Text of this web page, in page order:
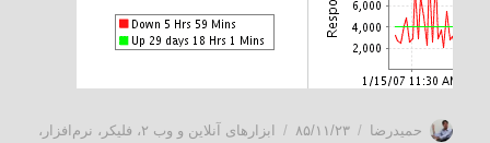
نویسنده
حمیدرضا
ارسال
۸۵/۱۱/۲۳ دسته‌ها
ابزارهای آنلاین و وب ۲ ، فلیکر ، نرم‌افزار ،